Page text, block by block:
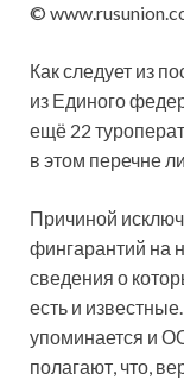
©
Как следует из
из Единого
ещё 22
в этом перечне
Причиной
фингарантий на
сведения о
есть и
упоминается и
полагают, что,